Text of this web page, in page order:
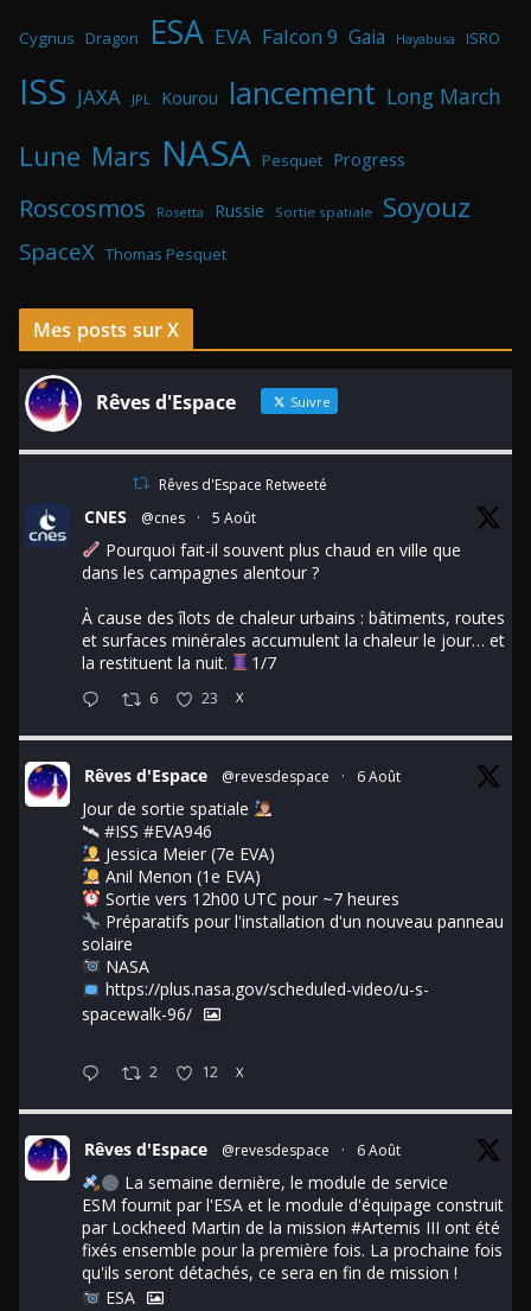
Cygnus Dragon ESA EVA Falcon 9 Gaia Hayabusa ISRO
ISS JAXA JPL Kourou lancement Long March
Lune Mars NASA Pesquet Progress
Roscosmos Rosetta Russie Sortie spatiale Soyouz
SpaceX Thomas Pesquet
Mes posts sur X
Rêves d'Espace Suivre
Rêves d'Espace Retweeté
CNES @cnes · 5 Août
Pourquoi fait-il souvent plus chaud en ville que
dans les campagnes alentour ?
À cause des îlots de chaleur urbains : bâtiments, routes
et surfaces minérales accumulent la chaleur le jour… et
la restituent la nuit.
1/7
6 23 X
Rêves d'Espace @revesdespace · 6 Août
Jour de sortie spatiale
🛰 #ISS #EVA946
Jessica Meier (7e EVA)
Anil Menon (1e EVA)
Sortie vers 12h00 UTC pour ~7 heures
Préparatifs pour l'installation d'un nouveau panneau
solaire
NASA
https://plus.nasa.gov/scheduled-video/u-s-
spacewalk-96/
2 12 X
Rêves d'Espace @revesdespace · 6 Août
La semaine dernière, le module de service
ESM fournit par l'ESA et le module d'équipage construit
par Lockheed Martin de la mission #Artemis III ont été
fixés ensemble pour la première fois. La prochaine fois
qu'ils seront détachés, ce sera en fin de mission !
ESA